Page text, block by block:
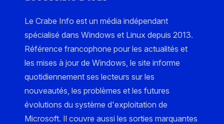
Le Crabe Info est un média indépendant
spécialisé dans Windows et Linux depuis 2013.
Référence francophone pour les actualités et
les mises à jour de Windows, le site informe
quotidiennement ses lecteurs sur les
nouveautés, les problèmes et les futures
évolutions du système d'exploitation de
Microsoft. Il couvre aussi les sorties marquantes